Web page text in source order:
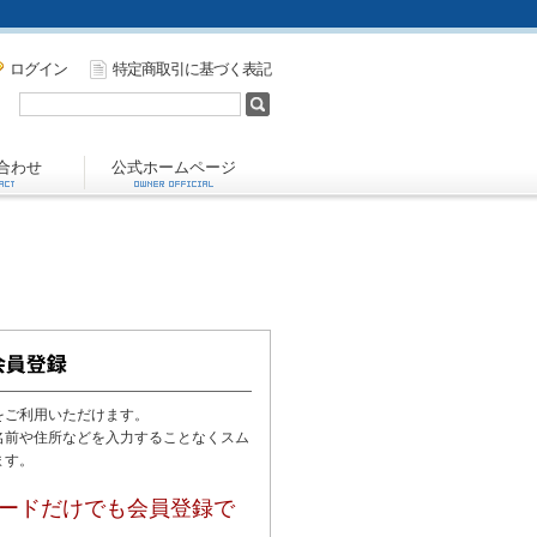
ログイン 特定商取引に基づく表記
わせ 公式ホームページ
利用いただけます。
や住所などを入力することなくスム
。
ドだけでも会員登録で